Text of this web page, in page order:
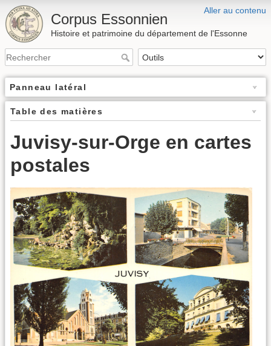
Aller au contenu
Corpus Essonnien
Histoire et patrimoine du département de l'Essonne
Panneau latéral
Table des matières
Juvisy-sur-Orge en cartes
postales